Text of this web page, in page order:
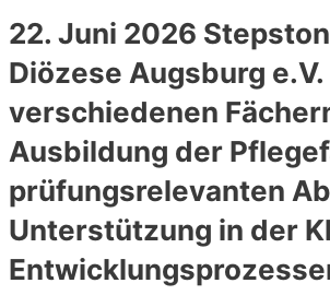
22. Juni 2026
Diözese Augsburg
verschiedenen
Ausbildung der
prüfungsrelevanten
Unterstützung in der